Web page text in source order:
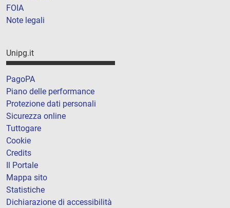
FOIA
Note legali
Unipg.it
PagoPA
Piano delle performance
Protezione dati personali
Sicurezza online
Tuttogare
Cookie
Credits
Il Portale
Mappa sito
Statistiche
Dichiarazione di accessibilità